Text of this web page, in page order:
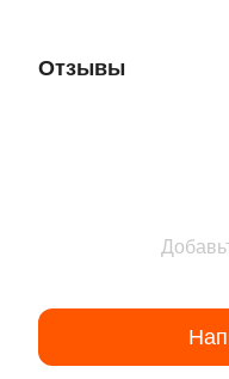
Отзывы